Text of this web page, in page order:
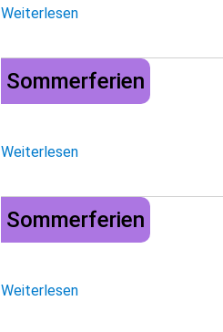
Weiterlesen
Sommerferien
Weiterlesen
Sommerferien
Weiterlesen